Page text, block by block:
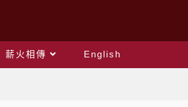
薪火相傳 English